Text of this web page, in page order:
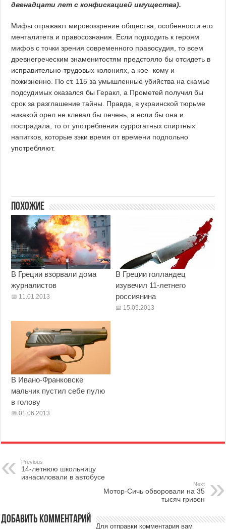
двенадцати лет с конфискацией имущества).
Мифы отражают мировоззрение общества, особенности его
менталитета и правосознания. Если подходить к героям
мифов с точки зрения современного правосудия, то всем
древнегреческим знаменитостям предстояло бы отсидеть в
исправительно-трудовых колониях, а кое- кому и
пожизненно. По ст. 115 за умышленные убийства на скамье
подсудимых оказался бы Геракл, а Прометей получил бы
срок за разглашение тайны. Правда, в украинской тюрьме
никакой орел не клевал бы печень, а если бы она и
пострадала, то от употребления суррогатных спиртных
напитков, которые зэки время от времени подпольно
употребляют.
Похожие
В Греции взорвали дома
журналистов
11.01.2013
В Греции голландец
изувечил 11-летнего
россиянина
15.05.2013
В Ивано-Франковске
мальчик пустил себе пулю
в голову
01.06.2013
Previous
14-летнюю школьницу
изнасиловали в автобусе
Next
Мотор-Сичь обворовали на 35
тысяч гривен
Добавить комментарий
Для отправки комментария вам